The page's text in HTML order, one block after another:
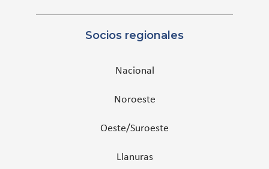
Socios regionales
Nacional
Noroeste
Oeste/Suroeste
Llanuras